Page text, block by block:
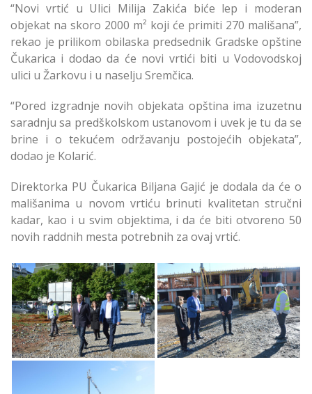
“Novi vrtić u Ulici Milija Zakića biće lep i moderan
objekat na skoro 2000 m² koji će primiti 270 mališana”,
rekao je prilikom obilaska predsednik Gradske opštine
Čukarica i dodao da će novi vrtići biti u Vodovodskoj
ulici u Žarkovu i u naselju Sremčica.
“Pored izgradnje novih objekata opština ima izuzetnu
saradnju sa predškolskom ustanovom i uvek je tu da se
brine i o tekućem održavanju postojećih objekata”,
dodao je Kolarić.
Direktorka PU Čukarica Biljana Gajić je dodala da će o
mališanima u novom vrtiću brinuti kvalitetan stručni
kadar, kao i u svim objektima, i da će biti otvoreno 50
novih raddnih mesta potrebnih za ovaj vrtić.
Radovi na Vrtiću u
Ulici Miloja Zakića na
Čukarici
Radovi na Vrtiću u
Ulici Miloja Zakića na
Čukarici